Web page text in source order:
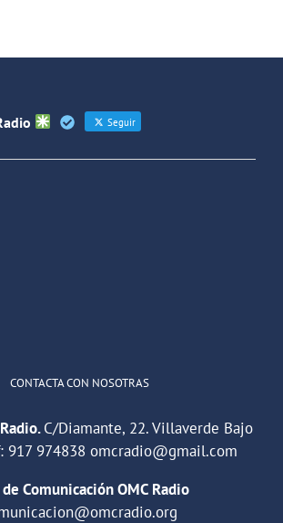
Seguir
CONTACTA CON NOSOTRAS
C/Diamante, 22. Villaverde Bajo
917 974838 omcradio@gmail.com
Comunicación OMC Radio